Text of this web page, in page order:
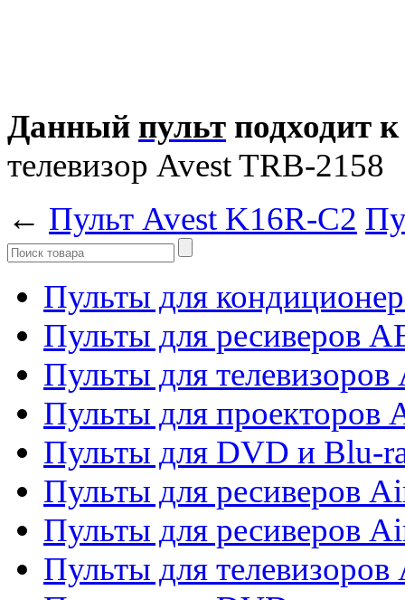
Данный пульт подходит
телевизор Avest TRB-2158
← Пульт Avest K16R-C2
Пульты для
Пульты для ресиверов
Пульты для телевизоров
Пульты для проекторов
Пульты для DVD и Blu-
Пульты для ресиверов
Пульты для ресиверов
Пульты для телевизоров